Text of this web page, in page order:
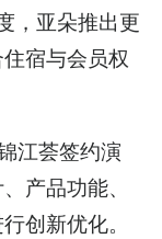
，亚朵推出更
宿与会员权
江荟签约演
产品功能、
创新优化。